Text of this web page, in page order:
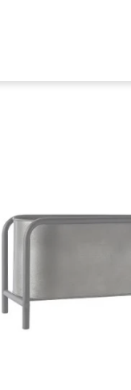
Box